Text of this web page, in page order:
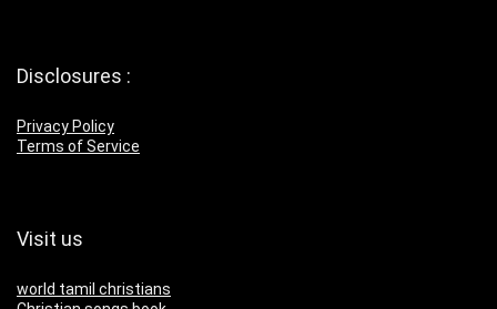
Disclosures :
Privacy Policy
Terms of Service
Visit us
world tamil christians